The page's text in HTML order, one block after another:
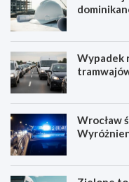
Wypadek
Wrocław